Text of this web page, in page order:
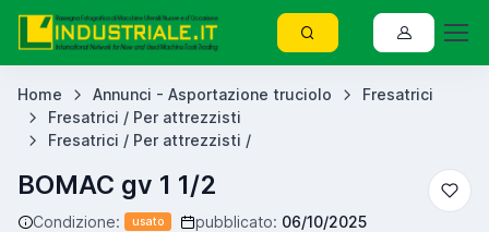
Home Annunci - Asportazione truciolo
Fresatrici
Fresatrici / Per attrezzisti
Fresatrici / Per attrezzisti /
BOMAC gv 1 1/2
Condizione: usato pubblicato: 06/10/2025